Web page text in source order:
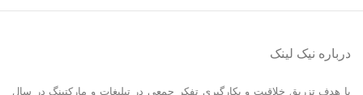
درباره نیک لینک
با هدف تزریق خلاقیت و بکارگیری تفکر جمعی در تبلیغات و مارکتینگ در سال